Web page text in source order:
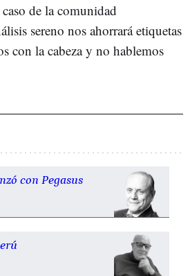
de la comunidad
sereno nos ahorrará etiquetas
con la cabeza y no hablemos
con Pegasus